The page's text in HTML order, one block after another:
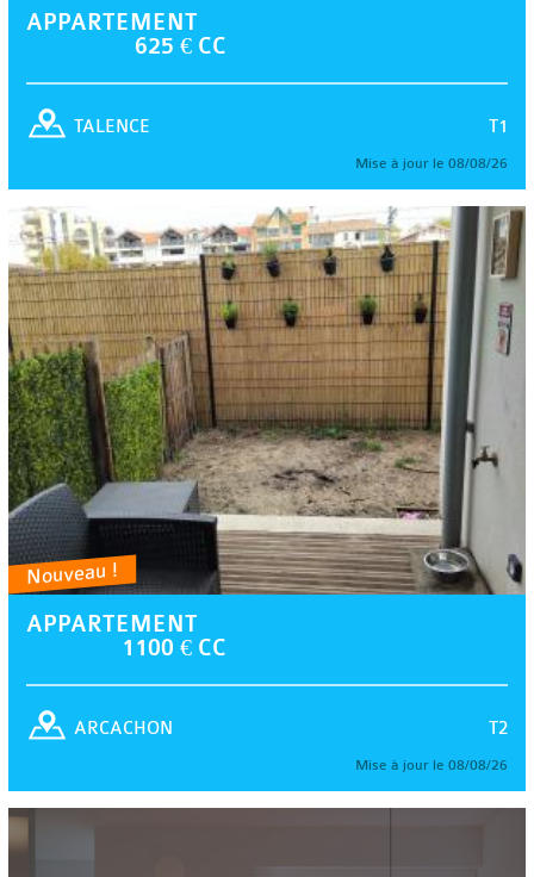
APPARTEMENT
625 € CC
T1
TALENCE
Mise à jour le 08/08/26
Nouveau !
APPARTEMENT
1100 € CC
T2
ARCACHON
Mise à jour le 08/08/26